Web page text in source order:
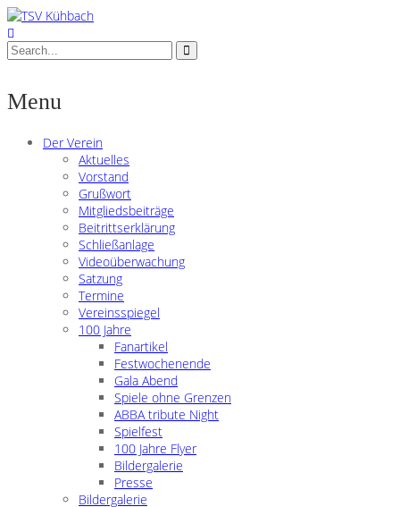
Menu
Der Verein
Aktuelles
Vorstand
Grußwort
Mitgliedsbeiträge
Beitrittserklärung
Schließanlage
Videoüberwachung
Satzung
Termine
Vereinsspiegel
100 Jahre
Fanartikel
Festwochenende
Gala Abend
Spiele ohne Grenzen
ABBA tribute Night
Spielfest
100 Jahre Flyer
Bildergalerie
Presse
Bildergalerie